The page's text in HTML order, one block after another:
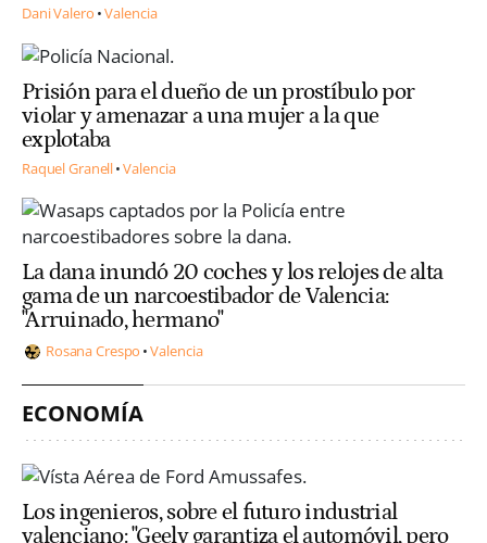
Dani Valero Valencia
Prisión para el dueño de un prostíbulo por
violar y amenazar a una mujer a la que
explotaba
Raquel Granell Valencia
La dana inundó 20 coches y los relojes de alta
gama de un narcoestibador de Valencia:
"Arruinado, hermano"
Rosana Crespo Valencia
ECONOMÍA
Los ingenieros, sobre el futuro industrial
valenciano: "Geely garantiza el automóvil, pero